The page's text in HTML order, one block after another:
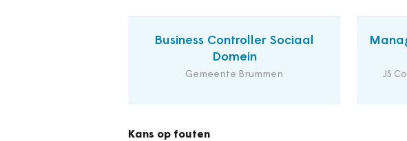
Business Controller Sociaal
Domein
Gemeente Brummen
JS
Kans op fouten